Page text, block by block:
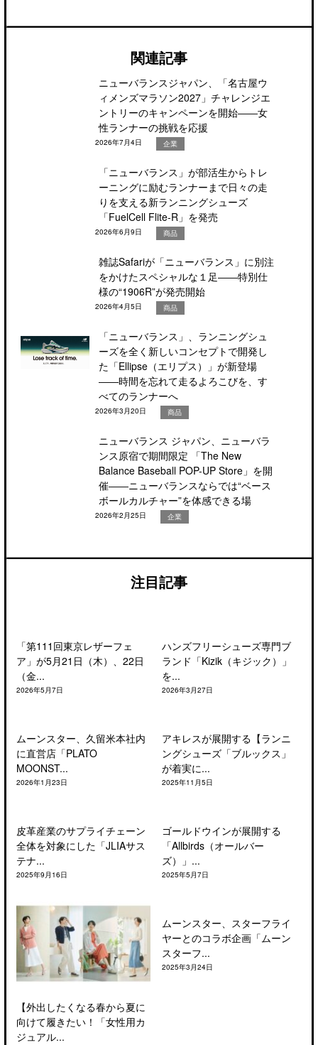
関連記事
ニューバランスジャパン、「名古屋ウ
ィメンズマラソン2027」チャレンジエ
ントリーのキャンペーンを開始――女
性ランナーの挑戦を応援
2026年7月4日 企業
「ニューバランス」が部活生からトレ
ーニングに励むランナーまで日々の走
りを支える新ランニングシューズ
「FuelCell Flite‑R」を発売
2026年6月9日 商品
雑誌Safariが「ニューバランス」に別注
をかけたスペシャルな１足――特別仕
様の“1906R”が発売開始
2026年4月5日 商品
「ニューバランス」、ランニングシュ
ーズを全く新しいコンセプトで開発し
た「Ellipse（エリプス）」が新登場
――時間を忘れて走るよろこびを、す
べてのランナーへ
2026年3月20日 商品
ニューバランス ジャパン、ニューバラ
ンス原宿で期間限定 「The New
Balance Baseball POP-UP Store」を開
催――ニューバランスならでは“ベース
ボールカルチャー”を体感できる場
2026年2月25日 企業
注目記事
「第111回東京レザーフェ
ア」が5月21日（木）、22日
（金...
2026年5月7日
ハンズフリーシューズ専門ブ
ランド「Kizik（キジック）」
を...
2026年3月27日
ムーンスター、久留米本社内
に直営店「PLATO
MOONST...
2026年1月23日
アキレスが展開する【ランニ
ングシューズ「ブルックス」
が着実に...
2025年11月5日
皮革産業のサプライチェーン
全体を対象にした「JLIAサス
テナ...
2025年9月16日
ゴールドウインが展開する
「Allbirds（オールバー
ズ）」...
2025年5月7日
【外出したくなる春から夏に
向けて履きたい！「女性用カ
ジュアル...
ムーンスター、スターフライ
ヤーとのコラボ企画「ムーン
スターフ...
2025年3月24日